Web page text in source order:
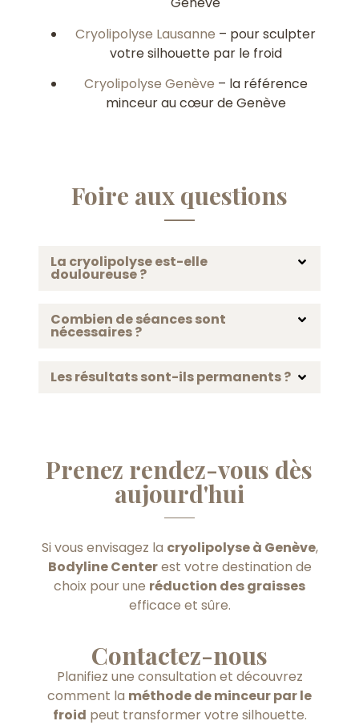
Cryolipolyse Lausanne – pour sculpter
votre silhouette par le froid
Cryolipolyse Genève – la référence
minceur au cœur de Genève
Foire aux questions
La cryolipolyse est-elle
douloureuse ?
Combien de séances sont
nécessaires ?
Les résultats sont-ils permanents ?
Prenez rendez-vous dès
aujourd'hui
Si vous envisagez la cryolipolyse à Genève,
Bodyline Centerest votre destination de
choix pour une réduction des graisses
efficace et sûre.
Contactez-nous
Planifiez une consultation et découvrez
comment la méthode de minceur par le
froid peut transformer votre silhouette.